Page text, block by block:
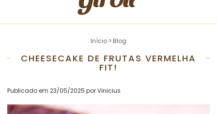
Início > Blog
CHEESECAKE DE FRUTAS VERMELHA
FIT!
Publicado em 23/05/2025 por Vinicius